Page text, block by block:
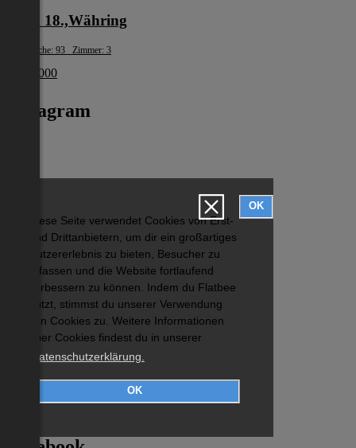
Diese Seite verwendet Cookies von Erst-
und Drittanbietern, um dir ein großartiges
Nutzererlebnis zu bieten, Besucher zu
erfassen und die Website fortlaufend
verbessern zu können. Indem du Flatbee
nutzt, stimmst du unserer Verwendung
von Cookies zu. Weitere Informationen
über Cookies findest du in unserer
Datenschutzerklärung.
OK
OK
Wien 18.,Währing
Wohnfläche: 93 Zimmer: 3
€ 329 000
Instagram